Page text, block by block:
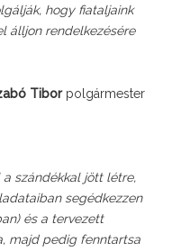
hogy fiataljaink
álljon rendelkezésére
Tiborpolgármester
a szándékkal jött létre,
segédkezzen
és a tervezett
majd pedig fenntartsa